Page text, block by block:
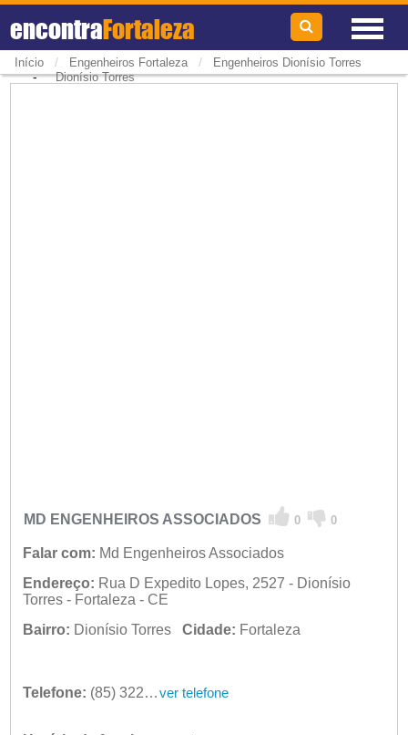
encontraFortaleza
Início / Engenheiros Fortaleza / Engenheiros Dionísio Torres
-Dionísio Torres
MD ENGENHEIROS ASSOCIADOS 0 0
Falar com: Md Engenheiros Associados
Endereço: Rua D Expedito Lopes, 2527 - Dionísio
Torres - Fortaleza - CE
Bairro: Dionísio Torres Cidade: Fortaleza
Telefone: (85) 3224-8974 ver telefone